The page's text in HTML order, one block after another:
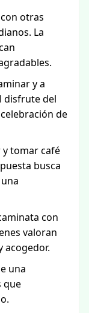
otras
La
y a
disfrute del
de
tomar café
busca
con
valoran
acogedor.
una
que